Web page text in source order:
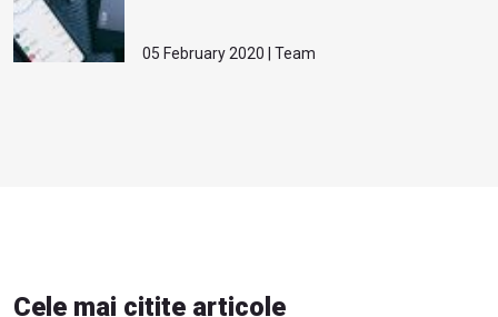
05 February 2020 | Team
Cele mai citite articole